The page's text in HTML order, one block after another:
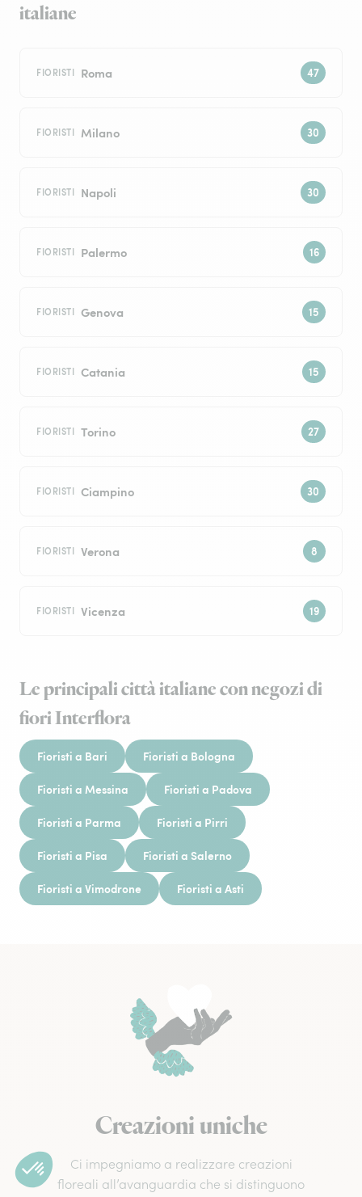
italiane
FIORISTI Roma
FIORISTI Milano
FIORISTI Napoli
FIORISTI Palermo
FIORISTI Genova
FIORISTI Catania
FIORISTI Torino
FIORISTI Ciampino
FIORISTI Verona
FIORISTI Vicenza
Le principali città italiane con negozi di
fiori Interflora
Fioristi a Bari Fioristi a Bologna
Fioristi a Messina Fioristi a Padova
Fioristi a Parma Fioristi a Pirri
Fioristi a Pisa Fioristi a Salerno
Fioristi a Vimodrone Fioristi a Asti
Creazioni uniche
Ci impegniamo a realizzare creazioni
floreali all’avanguardia che si distinguono